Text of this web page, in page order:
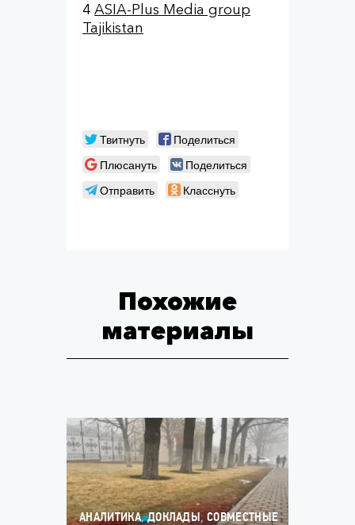
4 ASIA-Plus Media group
Tajikistan
Твитнуть
Поделиться
Плюсануть
Поделиться
Отправить
Класснуть
Похожие
материалы
АНАЛИТИКА,ДОКЛАДЫ,СОВМЕСТНЫЕ